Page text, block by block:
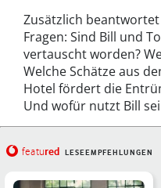
Zusätzlich
Fragen: Sind Bill und
vertauscht worden?
Welche Schätze aus
Hotel fördert die
Und wofür nutzt Bill
featured LESEEMPFEHLUNGEN